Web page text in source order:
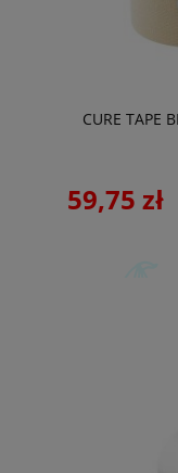
CURE TAPE
59,75 zł